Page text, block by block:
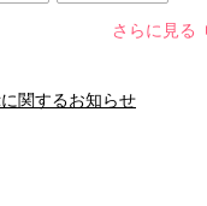
春子 どか食い
さらに見る
関するお知らせ